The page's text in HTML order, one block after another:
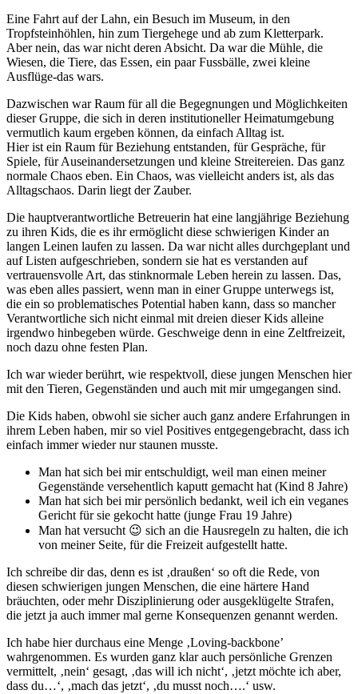
Eine Fahrt auf der Lahn, ein Besuch im Museum, in den
Tropfsteinhöhlen, hin zum Tiergehege und ab zum Kletterpark.
Aber nein, das war nicht deren Absicht. Da war die Mühle, die
Wiesen, die Tiere, das Essen, ein paar Fussbälle, zwei kleine
Ausflüge-das wars.
Dazwischen war Raum für all die Begegnungen und Möglichkeiten
dieser Gruppe, die sich in deren institutioneller Heimatumgebung
vermutlich kaum ergeben können, da einfach Alltag ist.
Hier ist ein Raum für Beziehung entstanden, für Gespräche, für
Spiele, für Auseinandersetzungen und kleine Streitereien. Das ganz
normale Chaos eben. Ein Chaos, was vielleicht anders ist, als das
Alltagschaos. Darin liegt der Zauber.
Die hauptverantwortliche Betreuerin hat eine langjährige Beziehung
zu ihren Kids, die es ihr ermöglicht diese schwierigen Kinder an
langen Leinen laufen zu lassen. Da war nicht alles durchgeplant und
auf Listen aufgeschrieben, sondern sie hat es verstanden auf
vertrauensvolle Art, das stinknormale Leben herein zu lassen. Das,
was eben alles passiert, wenn man in einer Gruppe unterwegs ist,
die ein so problematisches Potential haben kann, dass so mancher
Verantwortliche sich nicht einmal mit dreien dieser Kids alleine
irgendwo hinbegeben würde. Geschweige denn in eine Zeltfreizeit,
noch dazu ohne festen Plan.
Ich war wieder berührt, wie respektvoll, diese jungen Menschen hier
mit den Tieren, Gegenständen und auch mit mir umgegangen sind.
Die Kids haben, obwohl sie sicher auch ganz andere Erfahrungen in
ihrem Leben haben, mir so viel Positives entgegengebracht, dass ich
einfach immer wieder nur staunen musste.
Man hat sich bei mir entschuldigt, weil man einen meiner
Gegenstände versehentlich kaputt gemacht hat (Kind 8 Jahre)
Man hat sich bei mir persönlich bedankt, weil ich ein veganes
Gericht für sie gekocht hatte (junge Frau 19 Jahre)
Man hat versucht 😉 sich an die Hausregeln zu halten, die ich
von meiner Seite, für die Freizeit aufgestellt hatte.
Ich schreibe dir das, denn es ist ‚draußen‘ so oft die Rede, von
diesen schwierigen jungen Menschen, die eine härtere Hand
bräuchten, oder mehr Disziplinierung oder ausgeklügelte Strafen,
die jetzt ja auch immer mal gerne Konsequenzen genannt werden.
Ich habe hier durchaus eine Menge ‚Loving-backbone’
wahrgenommen. Es wurden ganz klar auch persönliche Grenzen
vermittelt, ‚nein‘ gesagt, ‚das will ich nicht‘, ‚jetzt möchte ich aber,
dass du…‘, ‚mach das jetzt‘, ‚du musst noch….‘ usw.